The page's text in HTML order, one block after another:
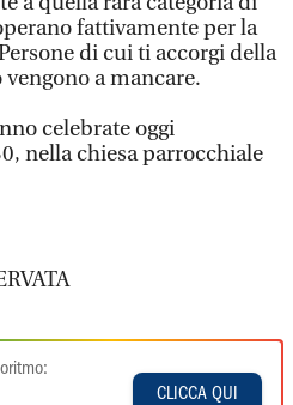
fattivamente per la
di cui ti accorgi della
a mancare.
celebrate oggi
nella chiesa parrocchiale
CLICCA QUI